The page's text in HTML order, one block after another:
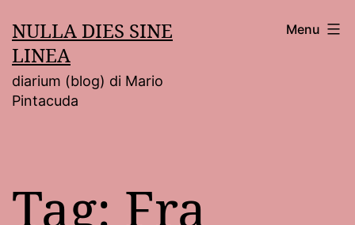
al
contenuto
NULLA DIES SINE
LINEA
diarium (blog) di Mario
Pintacuda
Menu
Tag: Fra